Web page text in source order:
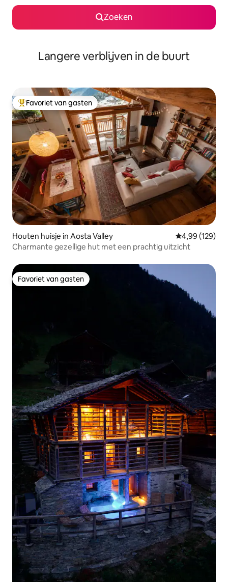
Zoeken
Langere verblijven in de buurt
Topfavoriet van gasten
Favoriet van gasten
Houten huisje in Aosta Valley Gemiddelde
4,99 (129)
Charmante gezellige hut met een prachtig uitzicht
Favoriet van gasten
Favoriet van gasten